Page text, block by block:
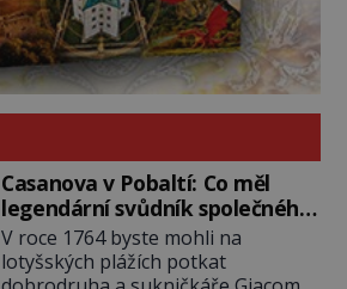
Casanova v Pobaltí: Co měl
legendární svůdník společného
se svobodnými zednáři?
V roce 1764 byste mohli na
lotyšských plážích potkat